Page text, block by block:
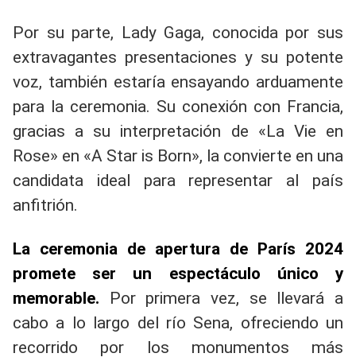
Por su parte, Lady Gaga, conocida por sus
extravagantes presentaciones y su potente
voz, también estaría ensayando arduamente
para la ceremonia. Su conexión con Francia,
gracias a su interpretación de «La Vie en
Rose» en «A Star is Born», la convierte en una
candidata ideal para representar al país
anfitrión.
La ceremonia de apertura de París 2024
promete ser un espectáculo único y
memorable. Por primera vez, se llevará a
cabo a lo largo del río Sena, ofreciendo un
recorrido por los monumentos más